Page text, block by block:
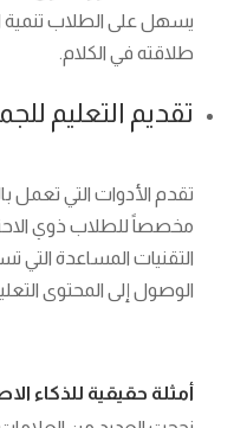
يسهل على الطلاب تنمية
طلاقته في الكلام.
تقديم التعليم
تقدم الأدوات التي تعمل
مخصصاً للطلاب ذوي
التقنيات المساعدة التي
الوصول إلى المحتوى
أمثلة حقيقية للذكاء